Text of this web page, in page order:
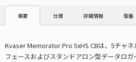
概要 仕様 詳細情報 型番
Kvaser Memorator Pro 5xHS CBは、5チャ
フェースおよびスタンドアロン型データロ